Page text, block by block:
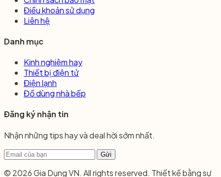
Điều khoản sử dụng
Liên hệ
Danh mục
Kinh nghiệm hay
Thiết bị điện tử
Điện lạnh
Đồ dùng nhà bếp
Đăng ký nhận tin
Nhận những tips hay và deal hời sớm nhất.
Gửi
© 2026 Gia Dụng VN. All rights reserved. Thiết kế bằng sự